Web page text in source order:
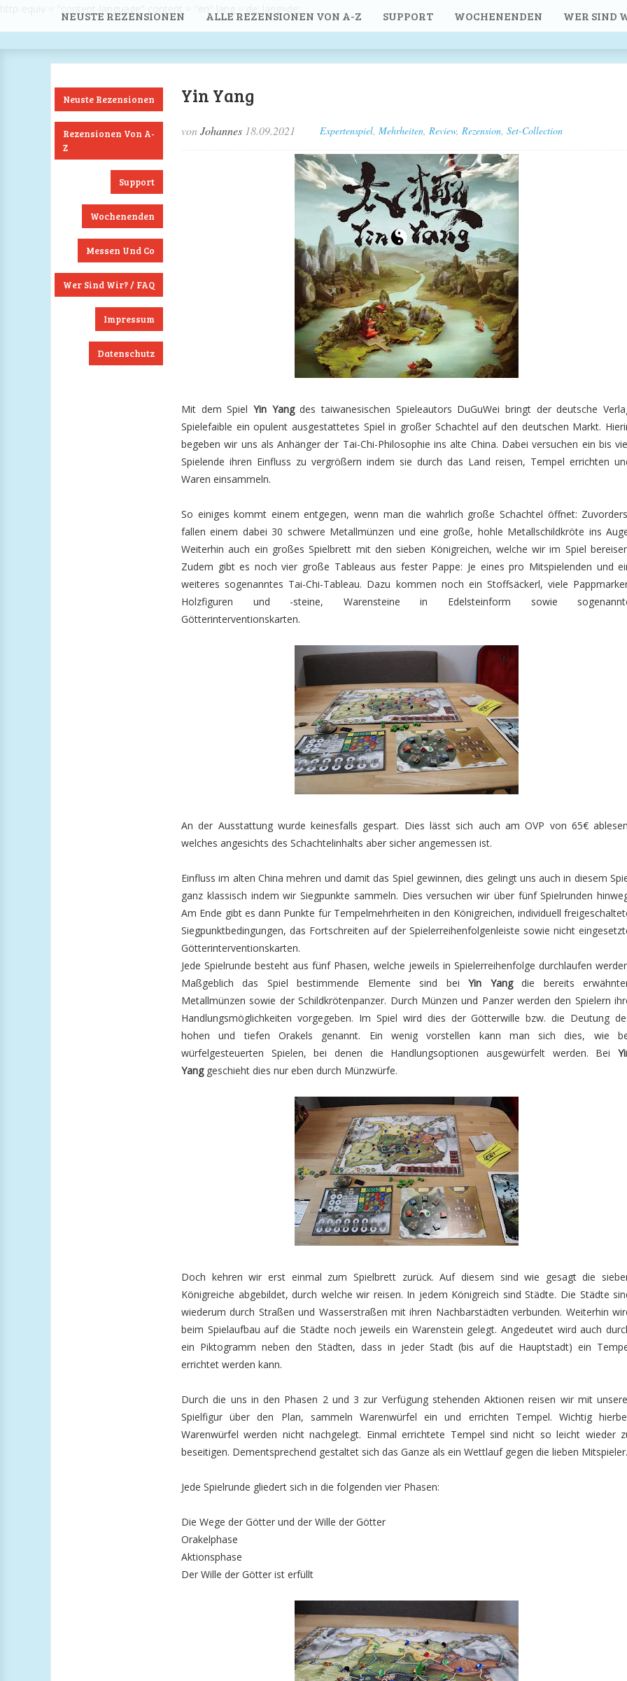
NEUSTE REZENSIONEN ALLE REZENSIONEN VON A-Z SUPPORT WOCHENENDEN WER SIND
Neuste Rezensionen
Rezensionen Von A-
Z
Support
Wochenenden
Messen Und Co
Wer Sind Wir? / FAQ
Impressum
Datenschutz
Yin Yang
vonJohannes 18.09.2021 Expertenspiel, Mehrheiten, Review, Rezension, Set-Collection
Mit dem SpielYin Yangdes taiwanesischen Spieleautors DuGuWei bringt der deutsche
Spielefaible ein opulent ausgestattetes Spiel in großer Schachtel auf den deutschen Markt.
begeben wir uns als Anhänger der Tai-Chi-Philosophie ins alte China. Dabei versuchen ein bis
Spielende ihren Einfluss zu vergrößern indem sie durch das Land reisen, Tempel errichten
Waren einsammeln.
So einiges kommt einem entgegen, wenn man die wahrlich große Schachtel öffnet:
fallen einem dabei 30 schwere Metallmünzen und eine große, hohle Metallschildkröte ins
Weiterhin auch ein großes Spielbrett mit den sieben Königreichen, welche wir im Spiel
Zudem gibt es noch vier große Tableaus aus fester Pappe: Je eines pro Mitspielenden und
weiteres sogenanntes Tai-Chi-Tableau. Dazu kommen noch ein Stoffsäckerl, viele
Holzfiguren und -steine, Warensteine in Edelsteinform sowie
Götterinterventionskarten.
An der Ausstattung wurde keinesfalls gespart. Dies lässt sich auch am OVP von 65€
welches angesichts des Schachtelinhalts aber sicher angemessen ist.
Einfluss im alten China mehren und damit das Spiel gewinnen, dies gelingt uns auch in diesem
ganz klassisch indem wir Siegpunkte sammeln. Dies versuchen wir über fünf Spielrunden
Am Ende gibt es dann Punkte für Tempelmehrheiten in den Königreichen, individuell
Siegpunktbedingungen, das Fortschreiten auf der Spielerreihenfolgenleiste sowie nicht
Götterinterventionskarten.
Jede Spielrunde besteht aus fünf Phasen, welche jeweils in Spielerreihenfolge durchlaufen
Maßgeblich das Spiel bestimmende Elemente sind beiYin Yangdie bereits
Metallmünzen sowie der Schildkrötenpanzer. Durch Münzen und Panzer werden den Spielern
Handlungsmöglichkeiten vorgegeben. Im Spiel wird dies der Götterwille bzw. die Deutung
hohen und tiefen Orakels genannt. Ein wenig vorstellen kann man sich dies, wie
würfelgesteuerten Spielen, bei denen die Handlungsoptionen ausgewürfelt werden. Bei
Yanggeschieht dies nur eben durch Münzwürfe.
Doch kehren wir erst einmal zum Spielbrett zurück. Auf diesem sind wie gesagt die
Königreiche abgebildet, durch welche wir reisen. In jedem Königreich sind Städte. Die Städte
wiederum durch Straßen und Wasserstraßen mit ihren Nachbarstädten verbunden. Weiterhin
beim Spielaufbau auf die Städte noch jeweils ein Warenstein gelegt. Angedeutet wird auch
ein Piktogramm neben den Städten, dass in jeder Stadt (bis auf die Hauptstadt) ein
errichtet werden kann.
Durch die uns in den Phasen 2 und 3 zur Verfügung stehenden Aktionen reisen wir mit
Spielfigur über den Plan, sammeln Warenwürfel ein und errichten Tempel. Wichtig
Warenwürfel werden nicht nachgelegt. Einmal errichtete Tempel sind nicht so leicht wieder
beseitigen. Dementsprechend gestaltet sich das Ganze als ein Wettlauf gegen die lieben Mitspieler.
Jede Spielrunde gliedert sich in die folgenden vier Phasen:
Die Wege der Götter und der Wille der Götter
Orakelphase
Aktionsphase
Der Wille der Götter ist erfüllt
Instagram